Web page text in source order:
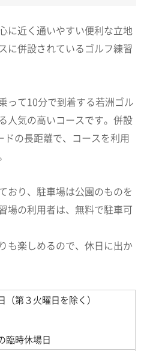
に近く通いやすい便利な立地
に併設されているゴルフ練習
って10分で到着する若洲ゴル
人気の高いコースです。併設
の長距離で、コースを利用
おり、駐車場は公園のものを
場の利用者は、無料で駐車可
も楽しめるので、休日に出か
（第３火曜日を除く）
臨時休場日